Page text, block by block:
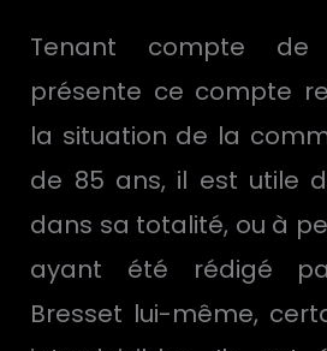
Tenant compte de
présente ce compte
la situation de la
de 85 ans, il est utile
dans sa totalité, ou à
ayant été rédigé
Bresset lui-même,